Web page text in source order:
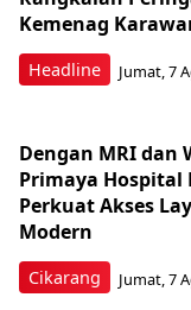
Headline
Kemenag
Jumat, 7
Cikarang
Dengan MRI dan
Primaya Hospital
Perkuat Akses
Modern
Jumat, 7